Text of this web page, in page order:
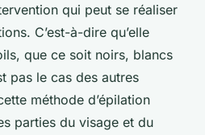
qui peut se réaliser
C’est-à-dire qu’elle
que ce soit noirs, blancs
pas le cas des autres
méthode d’épilation
parties du visage et du